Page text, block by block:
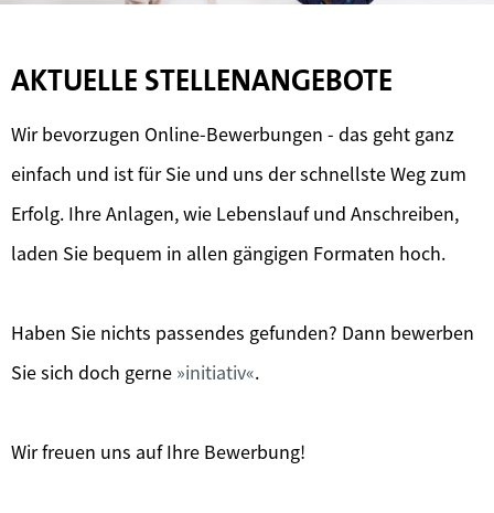
AKTUELLE STELLENANGEBOTE
Wir bevorzugen Online-Bewerbungen - das geht ganz
einfach und ist für Sie und uns der schnellste Weg zum
Erfolg. Ihre Anlagen, wie Lebenslauf und Anschreiben,
laden Sie bequem in allen gängigen Formaten hoch.
Haben Sie nichts passendes gefunden? Dann bewerben
Sie sich doch gerne initiativ .
Wir freuen uns auf Ihre Bewerbung!